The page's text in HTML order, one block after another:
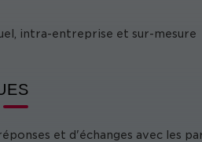
intra-entreprise et sur-mesure
et d'échanges avec les